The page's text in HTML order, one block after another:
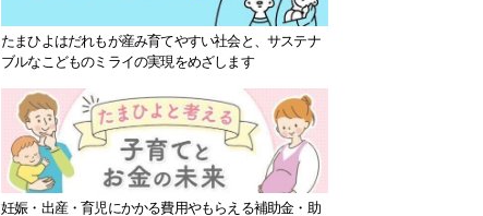
たまひよはだれもが産み育てやすい社会と、サステナ
ブルなこどものミライの実現をめざします
妊娠・出産・育児にかかる費用やもらえる補助金・助